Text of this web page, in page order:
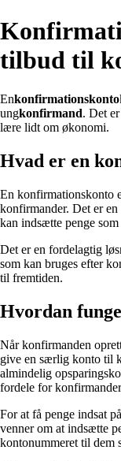
tilbud til
Enkonfirmationskonto
ungkonfirmand. Det
lære lidt om økonomi.
Hvad er en
En konfirmationskonto
konfirmander. Det er
kan indsætte penge
Det er en fordelagtig
som kan bruges efter
til fremtiden.
Hvordan
Når konfirmanden
give en særlig konto til
almindelig
fordele for
For at få penge indsat
venner om at indsætte
kontonummeret til dem